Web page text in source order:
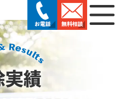
実績